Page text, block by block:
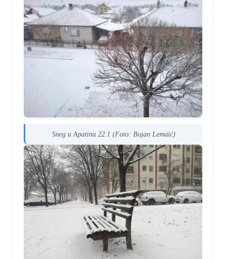
Sneg u Apatinu 22.1 (Foto: Bojan Lemaić)